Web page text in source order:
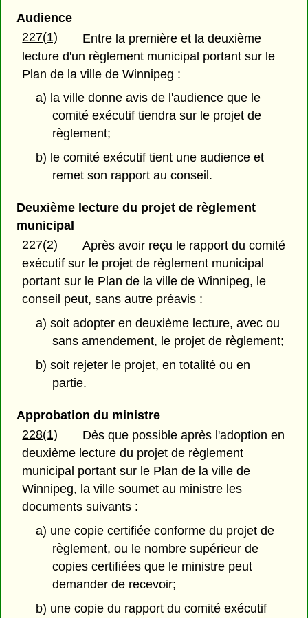
Audience
227(1)
Entre la première et la deuxième
lecture d'un règlement municipal portant sur le
Plan de la ville de Winnipeg :
a) la ville donne avis de l'audience que le
comité exécutif tiendra sur le projet de
règlement;
b) le comité exécutif tient une audience et
remet son rapport au conseil.
Deuxième lecture du projet de règlement
municipal
227(2)
Après avoir reçu le rapport du comité
exécutif sur le projet de règlement municipal
portant sur le Plan de la ville de Winnipeg, le
conseil peut, sans autre préavis :
a) soit adopter en deuxième lecture, avec ou
sans amendement, le projet de règlement;
b) soit rejeter le projet, en totalité ou en
partie.
Approbation du ministre
228(1)
Dès que possible après l'adoption en
deuxième lecture du projet de règlement
municipal portant sur le Plan de la ville de
Winnipeg, la ville soumet au ministre les
documents suivants :
a) une copie certifiée conforme du projet de
règlement, ou le nombre supérieur de
copies certifiées que le ministre peut
demander de recevoir;
b) une copie du rapport du comité exécutif